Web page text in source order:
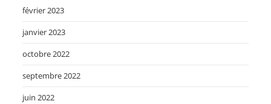
février 2023
janvier 2023
octobre 2022
septembre 2022
juin 2022